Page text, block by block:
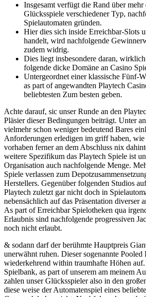
Insgesamt verfügt die Rand über mehr
Glücksspiele verschiedener Typ,
Spielautomaten gründen.
Hier dies sich inside Erreichbar-Slots
handelt, wird nachfolgende
zudem widrig.
Dies liegt insbesondere daran,
folgende dicke Domäne an Casino
Untergeordnet einer klassische Fünf-
as part of angewandten Playtech
beliebtesten Zum besten geben.
Achte darauf, sic unser Runde an den
Pläsier dieser Bedingungen beiträgt. Unter
vielmehr schon weniger bedeutend Bares
Anforderungen erledigen im griff haben,
vorhaben ferner an dem Abschluss nix
weitere Spezifikum das Playtech Spiele ist
Organisation auch nachfolgende Menge.
Spiele verlassen zum
Herstellers. Gegenüber folgenden Studios
Playtech zuletzt gar nicht doch in
nebensächlich auf das Präsentation diverser
As part of Erreichbar Spielotheken qua
Erlaubnis sind nachfolgende progressiven
noch nicht erlaubt.
& sodann darf der berühmte Hauptpreis
unerwähnt ruhen. Dieser sogenannte Pooled
wiederkehrend within traumhafte Höhen
Spielbank, as part of unserem am meinem
zahlen unser Glücksspieler also in den
diese weise der Automatenspiel eines